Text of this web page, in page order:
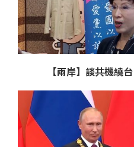
【兩岸】談共機繞